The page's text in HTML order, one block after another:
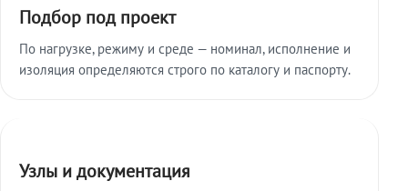
Подбор под проект
По нагрузке, режиму и среде — номинал, исполнение и
изоляция определяются строго по каталогу и паспорту.
Узлы и документация